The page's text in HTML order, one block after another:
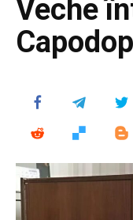
Veche